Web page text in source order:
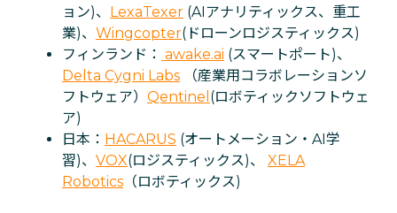
ョン)、 LexaTexer (AIアナリティックス、重工
業)、 Wingcopter(ドローンロジスティックス)
フィンランド： awake.ai (スマートポート)、
Delta Cygni Labs （産業用コラボレーションソ
フトウェア） Qentinel (ロボティックソフトウェ
ア)
日本： HACARUS (オートメーション・AI学
習)、 VOX(ロジスティックス)、 XELA
Robotics （ロボティックス)